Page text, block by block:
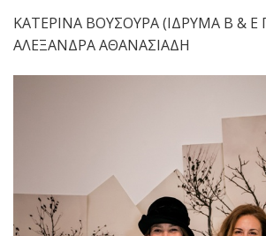
ΚΑΤΕΡΙΝΑ ΒΟΥΣΟΥΡΑ (ΙΔΡΥΜΑ Β &
ΑΛΕΞΑΝΔΡΑ ΑΘΑΝΑΣΙΑΔΗ